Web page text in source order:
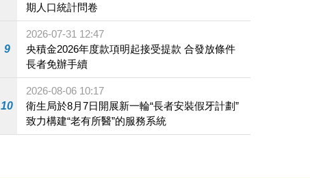
期人口統計問卷
9
2026-07-31 12:47
央積金2026年度款項明起接受提款 合發放條件
長者免辦手續
10
2026-08-06 10:17
衛生局於8月7日開展新一輪“長者安裝假牙計劃”
致力構建“老有所醫”的服務系統